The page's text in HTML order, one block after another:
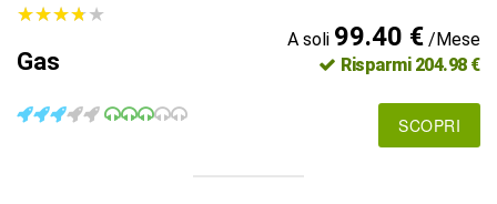
★★★★★
★★★★★
Gas
A soli 99.40 €/Mese
Risparmi 204.98 €
SCOPRI